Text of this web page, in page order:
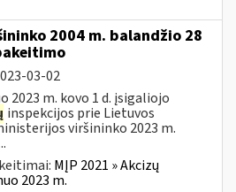
2004 m. balandžio 28
03-02
2023 m. kovo 1 d. įsigaliojo
inspekcijos prie Lietuvos
viršininko 2023 m.
MĮP 2021 » Akcizų
2023 m.